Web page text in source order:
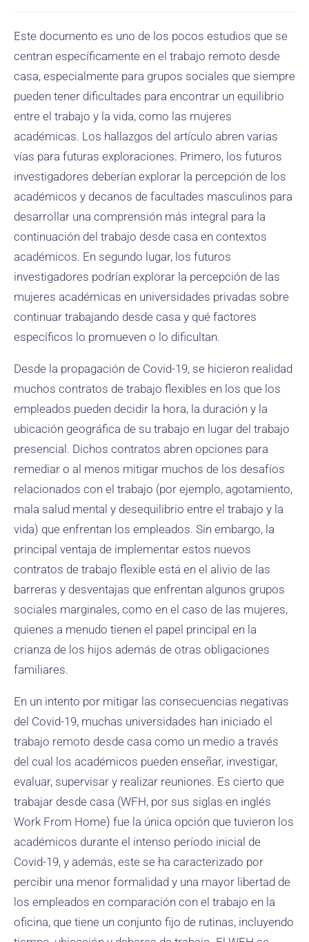
Este documento es uno de los pocos estudios que se
centran específicamente en el trabajo remoto desde
casa, especialmente para grupos sociales que siempre
pueden tener dificultades para encontrar un equilibrio
entre el trabajo y la vida, como las mujeres
académicas. Los hallazgos del artículo abren varias
vías para futuras exploraciones. Primero, los futuros
investigadores deberían explorar la percepción de los
académicos y decanos de facultades masculinos para
desarrollar una comprensión más integral para la
continuación del trabajo desde casa en contextos
académicos. En segundo lugar, los futuros
investigadores podrían explorar la percepción de las
mujeres académicas en universidades privadas sobre
continuar trabajando desde casa y qué factores
específicos lo promueven o lo dificultan.
Desde la propagación de Covid-19, se hicieron realidad
muchos contratos de trabajo flexibles en los que los
empleados pueden decidir la hora, la duración y la
ubicación geográfica de su trabajo en lugar del trabajo
presencial. Dichos contratos abren opciones para
remediar o al menos mitigar muchos de los desafíos
relacionados con el trabajo (por ejemplo, agotamiento,
mala salud mental y desequilibrio entre el trabajo y la
vida) que enfrentan los empleados. Sin embargo, la
principal ventaja de implementar estos nuevos
contratos de trabajo flexible está en el alivio de las
barreras y desventajas que enfrentan algunos grupos
sociales marginales, como en el caso de las mujeres,
quienes a menudo tienen el papel principal en la
crianza de los hijos además de otras obligaciones
familiares.
En un intento por mitigar las consecuencias negativas
del Covid-19, muchas universidades han iniciado el
trabajo remoto desde casa como un medio a través
del cual los académicos pueden enseñar, investigar,
evaluar, supervisar y realizar reuniones. Es cierto que
trabajar desde casa (WFH, por sus siglas en inglés
Work From Home) fue la única opción que tuvieron los
académicos durante el intenso período inicial de
Covid-19, y además, este se ha caracterizado por
percibir una menor formalidad y una mayor libertad de
los empleados en comparación con el trabajo en la
oficina, que tiene un conjunto fijo de rutinas, incluyendo